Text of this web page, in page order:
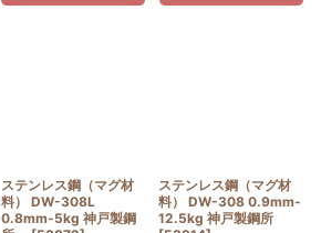
ステンレス鋼（マグ材
料） DW-308L
0.8mm-5kg 神戸製鋼
ステンレス鋼（マグ材
料） DW-308 0.9mm-
12.5kg 神戸製鋼所